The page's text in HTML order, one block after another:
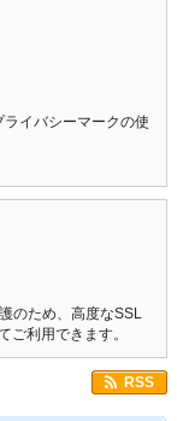
イバシーマークの使
のため、高度なSSL
ご利用できます。
RSS